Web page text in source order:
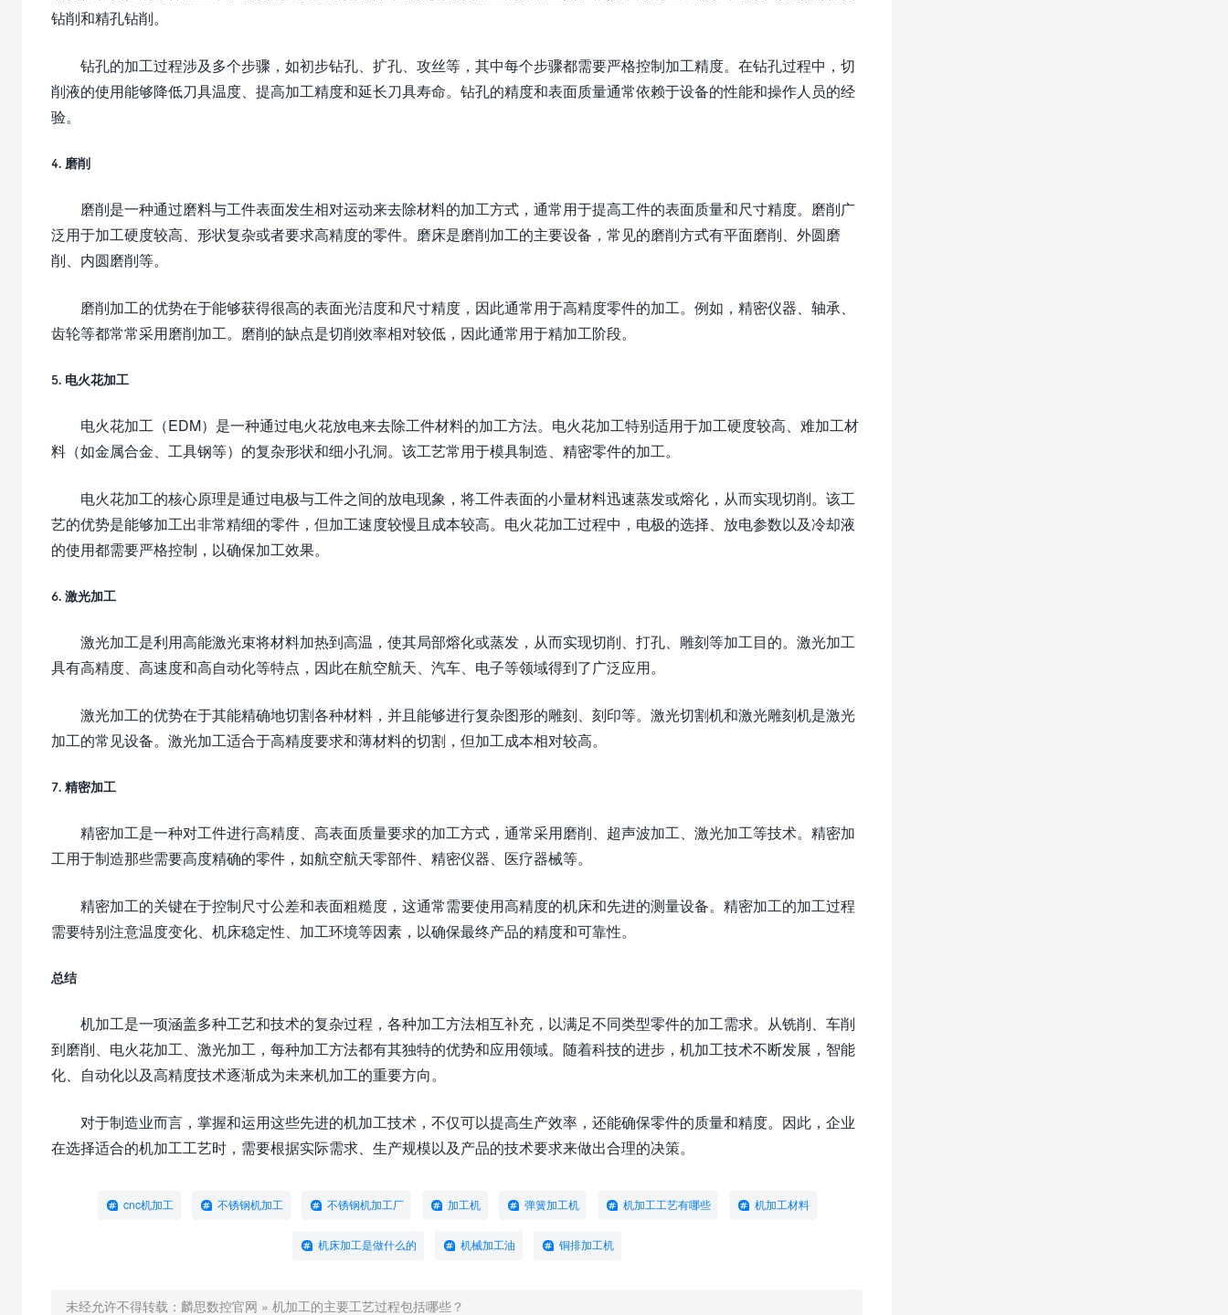
钻削和精孔钻削。
钻孔的加工过程涉及多个步骤，如初步钻孔、扩孔、攻丝等，其中每个步骤都需要严格控制加工精度。在钻孔过程中，切
削液的使用能够降低刀具温度、提高加工精度和延长刀具寿命。钻孔的精度和表面质量通常依赖于设备的性能和操作人员的经
验。
4. 磨削
磨削是一种通过磨料与工件表面发生相对运动来去除材料的加工方式，通常用于提高工件的表面质量和尺寸精度。磨削广
泛用于加工硬度较高、形状复杂或者要求高精度的零件。磨床是磨削加工的主要设备，常见的磨削方式有平面磨削、外圆磨
削、内圆磨削等。
磨削加工的优势在于能够获得很高的表面光洁度和尺寸精度，因此通常用于高精度零件的加工。例如，精密仪器、轴承、
齿轮等都常常采用磨削加工。磨削的缺点是切削效率相对较低，因此通常用于精加工阶段。
5. 电火花加工
电火花加工（EDM）是一种通过电火花放电来去除工件材料的加工方法。电火花加工特别适用于加工硬度较高、难加工材
料（如金属合金、工具钢等）的复杂形状和细小孔洞。该工艺常用于模具制造、精密零件的加工。
电火花加工的核心原理是通过电极与工件之间的放电现象，将工件表面的小量材料迅速蒸发或熔化，从而实现切削。该工
艺的优势是能够加工出非常精细的零件，但加工速度较慢且成本较高。电火花加工过程中，电极的选择、放电参数以及冷却液
的使用都需要严格控制，以确保加工效果。
6. 激光加工
激光加工是利用高能激光束将材料加热到高温，使其局部熔化或蒸发，从而实现切削、打孔、雕刻等加工目的。激光加工
具有高精度、高速度和高自动化等特点，因此在航空航天、汽车、电子等领域得到了广泛应用。
激光加工的优势在于其能精确地切割各种材料，并且能够进行复杂图形的雕刻、刻印等。激光切割机和激光雕刻机是激光
加工的常见设备。激光加工适合于高精度要求和薄材料的切割，但加工成本相对较高。
7. 精密加工
精密加工是一种对工件进行高精度、高表面质量要求的加工方式，通常采用磨削、超声波加工、激光加工等技术。精密加
工用于制造那些需要高度精确的零件，如航空航天零部件、精密仪器、医疗器械等。
精密加工的关键在于控制尺寸公差和表面粗糙度，这通常需要使用高精度的机床和先进的测量设备。精密加工的加工过程
需要特别注意温度变化、机床稳定性、加工环境等因素，以确保最终产品的精度和可靠性。
总结
机加工是一项涵盖多种工艺和技术的复杂过程，各种加工方法相互补充，以满足不同类型零件的加工需求。从铣削、车削
到磨削、电火花加工、激光加工，每种加工方法都有其独特的优势和应用领域。随着科技的进步，机加工技术不断发展，智能
化、自动化以及高精度技术逐渐成为未来机加工的重要方向。
对于制造业而言，掌握和运用这些先进的机加工技术，不仅可以提高生产效率，还能确保零件的质量和精度。因此，企业
在选择适合的机加工工艺时，需要根据实际需求、生产规模以及产品的技术要求来做出合理的决策。
cnc机加工 不锈钢机加工 不锈钢机加工厂 加工机 弹簧加工机 机加工工艺有哪些 机加工材料
机床加工是做什么的 机械加工油 铜排加工机
未经允许不得转载： 麟思数控官网 » 机加工的主要工艺过程包括哪些？